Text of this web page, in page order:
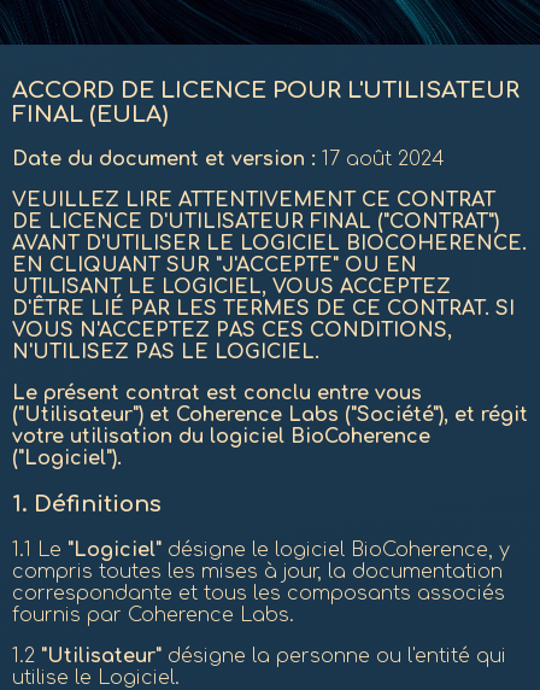
ACCORD DE LICENCE POUR L'UTILISATEUR
FINAL (EULA)
Date du document et version : 17 août 2024
VEUILLEZ LIRE ATTENTIVEMENT CE CONTRAT
DE LICENCE D'UTILISATEUR FINAL ("CONTRAT")
AVANT D'UTILISER LE LOGICIEL BIOCOHERENCE.
EN CLIQUANT SUR "J'ACCEPTE" OU EN
UTILISANT LE LOGICIEL, VOUS ACCEPTEZ
D'ÊTRE LIÉ PAR LES TERMES DE CE CONTRAT. SI
VOUS N'ACCEPTEZ PAS CES CONDITIONS,
N'UTILISEZ PAS LE LOGICIEL.
Le présent contrat est conclu entre vous
("Utilisateur") et Coherence Labs ("Société"), et régit
votre utilisation du logiciel BioCoherence
("Logiciel").
1. Définitions
1.1 Le "Logiciel"désigne le logiciel BioCoherence, y
compris toutes les mises à jour, la documentation
correspondante et tous les composants associés
fournis par Coherence Labs.
1.2 "Utilisateur"désigne la personne ou l'entité qui
utilise le Logiciel.